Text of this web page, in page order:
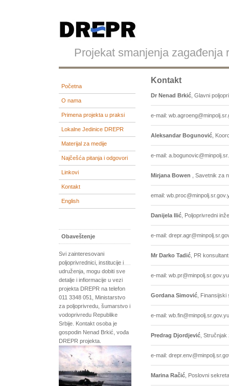
Projekat smanjenja
Početna
O nama
Primena projekta u praksi
Lokalne Jedinice DREPR
Materijal za medije
Najčešća pitanja i odgovori
Linkovi
Kontakt
English
Obaveštenje
Svi zainteresovani
poljoprivrednici, institucije i
udruženja, mogu dobiti sve
detalje i infiormacije u vezi
projekta DREPR na telefon
011 3348 051, Ministarstvo
za poljoprivredu, šumarstvo i
vodoprivredu Republike
Srbije. Kontakt osoba je
gospodin Nenad Brkić, vođa
DREPR projekta.
Kontakt
Dr Nenad Brkić , Glavni
e-mail:
Aleksandar Bogunović ,
e-mail:
Mirjana Bowen , Savetnik za
email:
Danijela Ilić , Poljoprivredni
e-mail:
Mr Darko Tadić , PR konsultant
e-mail: wb.pr@minpolj.sr.gov.yu
Gordana Simović ,
e-mail: wb.fin@minpolj.sr.gov.yu
Predrag Djordjević ,
e-mail:
Marina Račić , Poslovni